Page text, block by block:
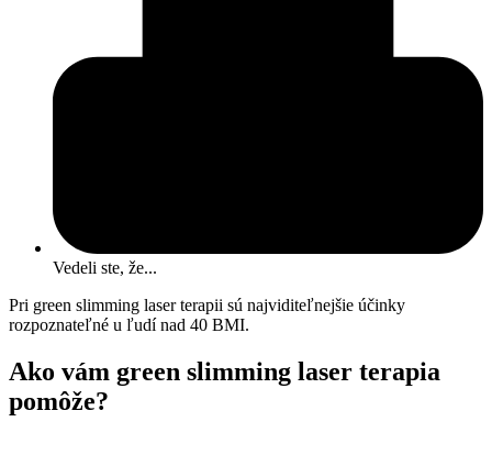
Vedeli ste, že...
Pri green slimming laser terapii sú najviditeľnejšie účinky
rozpoznateľné u ľudí nad 40 BMI.
Ako vám green slimming laser terapia
pomôže?